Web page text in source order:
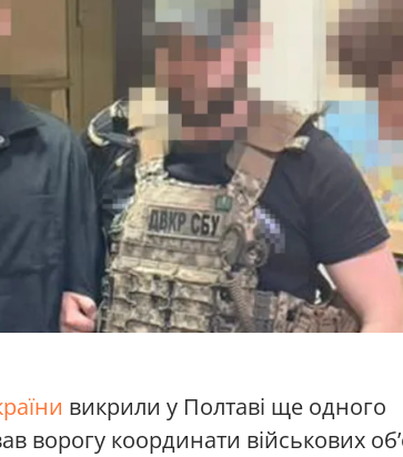
викрили у Полтаві ще одного
ворогу координати військових